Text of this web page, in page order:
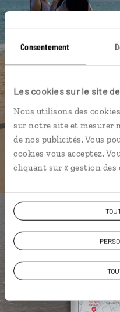
Consentement
Les cookies sur le site
Nous utilisons des
sur notre site et mesurer
de nos publicités. Vous
cookies vous acceptez.
cliquant sur « gestion des